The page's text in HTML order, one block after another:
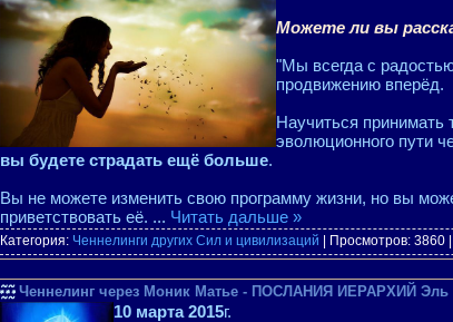
Можете ли вы
"Мы всегда с
продвижению вперёд.
Научиться принимать
эволюционного пути
вы будете страдать ещё больше.
Вы не можете изменить свою программу жизни, но вы
приветствовать её. ... Читать дальше »
Категория: Ченнелинги других Сил и цивилизаций | Просмотров: 3860
Ченнелинг через Моник Матье - ПОСЛАНИЯ ИЕРАРХИЙ Эль
10 марта 2015г.